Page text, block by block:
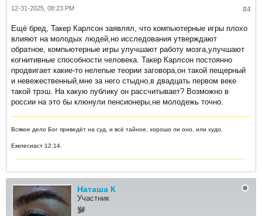
#4
12-31-2025, 08:23 PM
Ещё бред, Такер Карлсон заявлял, что компьютерные игры плохо
влияют на молодых людей,но исследования утверждают
обратное, компьютерные игры улучшают работу мозга,улучшают
когнитивные способности человека. Такер Карлсон постоянно
продвигает какие-то нелепые теории заговора,он такой пещерный
и невежественный,мне за него стыдно,в двадцать первом веке
такой трэш. На какую публику он рассчитывает? Возможно в
россии на это бы клюнули пенсионеры,не молодежь точно.
Всякое дело Бог приведёт на суд, и всё тайное, хорошо ли оно, или худо.
Екклесиаст 12:14.
Наташа К
Участник